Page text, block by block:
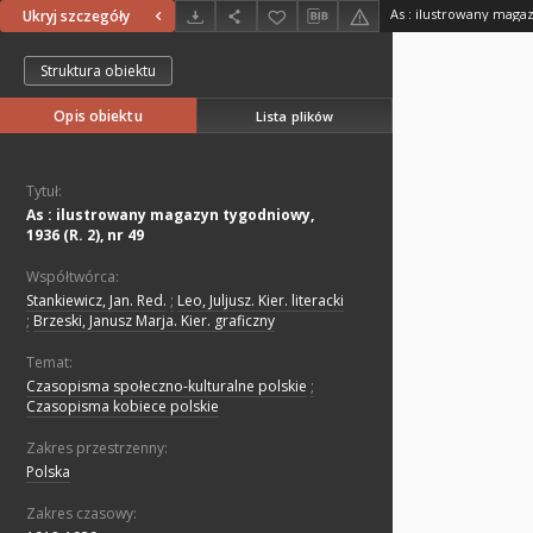
Ukryj szczegóły As : ilustrowany
Struktura obiektu
Opis obiektu Lista plików
Tytuł:
As : ilustrowany magazyn tygodniowy,
1936 (R. 2), nr 49
Współtwórca:
Stankiewicz, Jan. Red. ; Leo, Juljusz. Kier. literacki
; Brzeski, Janusz Marja. Kier. graficzny
Temat:
Czasopisma społeczno-kulturalne polskie ;
Czasopisma kobiece polskie
Zakres przestrzenny:
Polska
Zakres czasowy: